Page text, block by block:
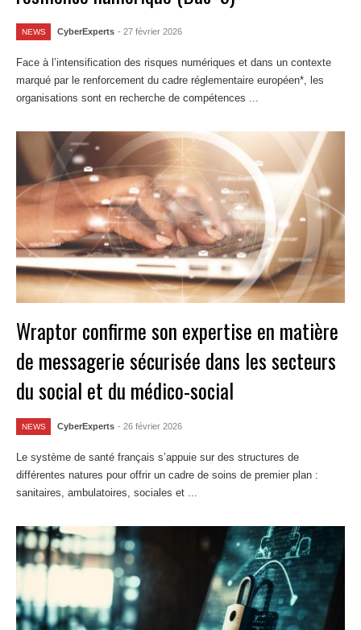
NEWS CyberExperts - 27 février 2026
Face à l’intensification des risques numériques et dans un contexte
marqué par le renforcement du cadre réglementaire européen*, les
organisations sont en recherche de compétences ...
Wraptor confirme son expertise en matière
de messagerie sécurisée dans les secteurs
du social et du médico-social
NEWS CyberExperts - 26 février 2026
Le système de santé français s’appuie sur des structures de
différentes natures pour offrir un cadre de soins de premier plan :
sanitaires, ambulatoires, sociales et ...